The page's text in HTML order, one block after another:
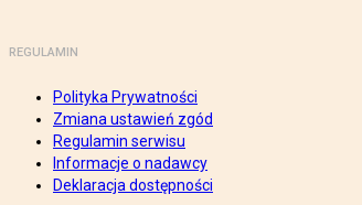
REGULAMIN
Polityka Prywatności
Zmiana ustawień zgód
Regulamin serwisu
Informacje o nadawcy
Deklaracja dostępności